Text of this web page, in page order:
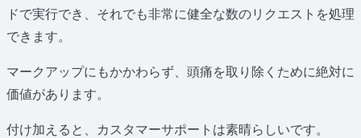
ドで実行でき、それでも非常に健全な数のリクエストを処理
できます。
マークアップにもかかわらず、頭痛を取り除くために絶対に
価値があります。
付け加えると、カスタマーサポートは素晴らしいです。